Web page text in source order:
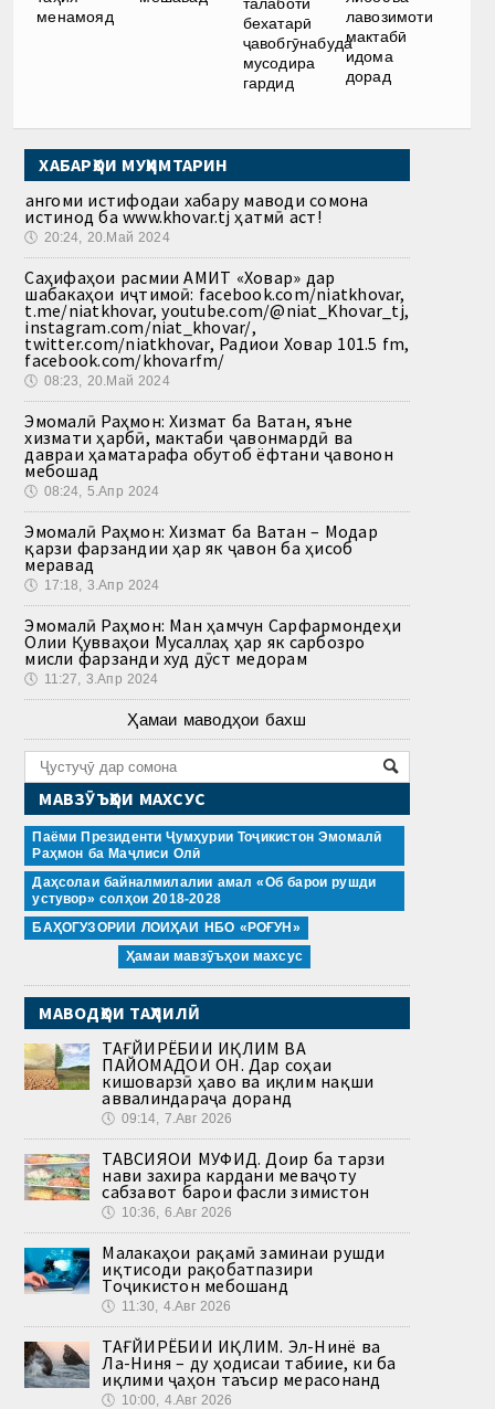
менамояд
бехатарӣ
ҷавобгӯнабуда
мусодира
гардид
лавозимоти
мактабӣ
идома
дорад
ХАБАРҲОИ МУҲИМТАРИН
Ҳангоми истифодаи хабару маводи сомона
истинод ба www.khovar.tj ҳатмӣ аст!
🕔 20:24, 20.Май 2024
Саҳифаҳои расмии АМИТ «Ховар» дар
шабакаҳои иҷтимоӣ: facebook.com/niatkhovar,
t.me/niatkhovar, youtube.com/@niat_Khovar_tj,
instagram.com/niat_khovar/,
twitter.com/niatkhovar, Радиои Ховар 101.5 fm,
facebook.com/khovarfm/
🕔 08:23, 20.Май 2024
Эмомалӣ Раҳмон: Хизмат ба Ватан, яъне
хизмати ҳарбӣ, мактаби ҷавонмардӣ ва
давраи ҳаматарафа обутоб ёфтани ҷавонон
мебошад
🕔 08:24, 5.Апр 2024
Эмомалӣ Раҳмон: Хизмат ба Ватан – Модар
қарзи фарзандии ҳар як ҷавон ба ҳисоб
меравад
🕔 17:18, 3.Апр 2024
Эмомалӣ Раҳмон: Ман ҳамчун Сарфармондеҳи
Олии Қувваҳои Мусаллаҳ ҳар як сарбозро
мисли фарзанди худ дӯст медорам
🕔 11:27, 3.Апр 2024
Ҳамаи маводҳои бахш
МАВЗӮЪҲОИ МАХСУС
Паёми Президенти Ҷумҳурии Тоҷикистон Эмомалӣ
Раҳмон ба Маҷлиси Олӣ
Даҳсолаи байналмилалии амал «Об барои рушди
устувор» солҳои 2018-2028
БАҲОГУЗОРИИ ЛОИҲАИ НБО «РОҒУН»
Ҳамаи мавзӯъҳои махсус
МАВОДҲОИ ТАҲЛИЛӢ
ТАҒЙИРЁБИИ ИҚЛИМ ВА
ПАЙОМАДҲОИ ОН. Дар соҳаи
кишоварзӣ ҳаво ва иқлим нақши
аввалиндараҷа доранд
🕔 09:14, 7.Авг 2026
ТАВСИЯҲОИ МУФИД. Доир ба тарзи
нави захира кардани меваҷоту
сабзавот барои фасли зимистон
🕔 10:36, 6.Авг 2026
Малакаҳои рақамӣ заминаи рушди
иқтисоди рақобатпазири
Тоҷикистон мебошанд
🕔 11:30, 4.Авг 2026
ТАҒЙИРЁБИИ ИҚЛИМ. Эл-Нинё ва
Ла-Ниня – ду ҳодисаи табиие, ки ба
иқлими ҷаҳон таъсир мерасонанд
🕔 10:00, 4.Авг 2026